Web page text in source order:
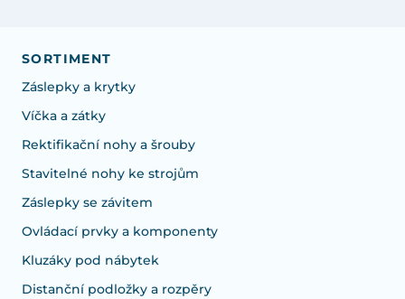
SORTIMENT
Záslepky a krytky
Víčka a zátky
Rektifikační nohy a šrouby
Stavitelné nohy ke strojům
Záslepky se závitem
Ovládací prvky a komponenty
Kluzáky pod nábytek
Distanční podložky a rozpěry